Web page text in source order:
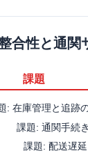
合性と通関
課題
: 在庫管理と追跡
課題: 通関手続
課題: 配送遅